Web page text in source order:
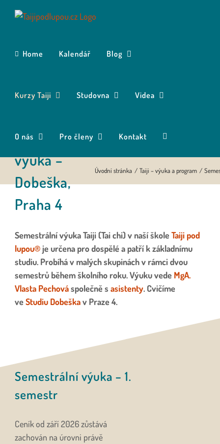
Home Kalendář Blog
Kurzy Taiji Studovna Videa
O nás Pro členy Kontakt
Semestrální
výuka –
Dobeška,
Praha 4
Úvodní stránka Taiji – výuka a program
Semestrální výuka Taiji (Tai chi) v naší školeTaiji pod
lupou®je určena pro dospělé a patřík základnímu
studiu. Probíhá v malých skupinách v rámci dvou
semestrů během školního roku.Výuku vede MgA.
Vlasta Pechováspolečně s asistenty. Cvičíme
veStudiu Dobeškav Praze 4.
Semestrální výuka – 1.
semestr
Ceník od září 2026 zůstává
zachován na úrovni právě